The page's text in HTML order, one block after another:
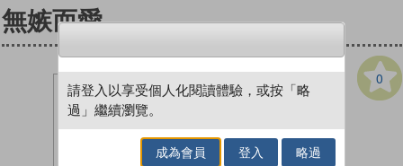
無嫉而愛
0
請登入以享受個人化閱讀體驗，或按「略
過」繼續瀏覽。
成為會員 登入 略過